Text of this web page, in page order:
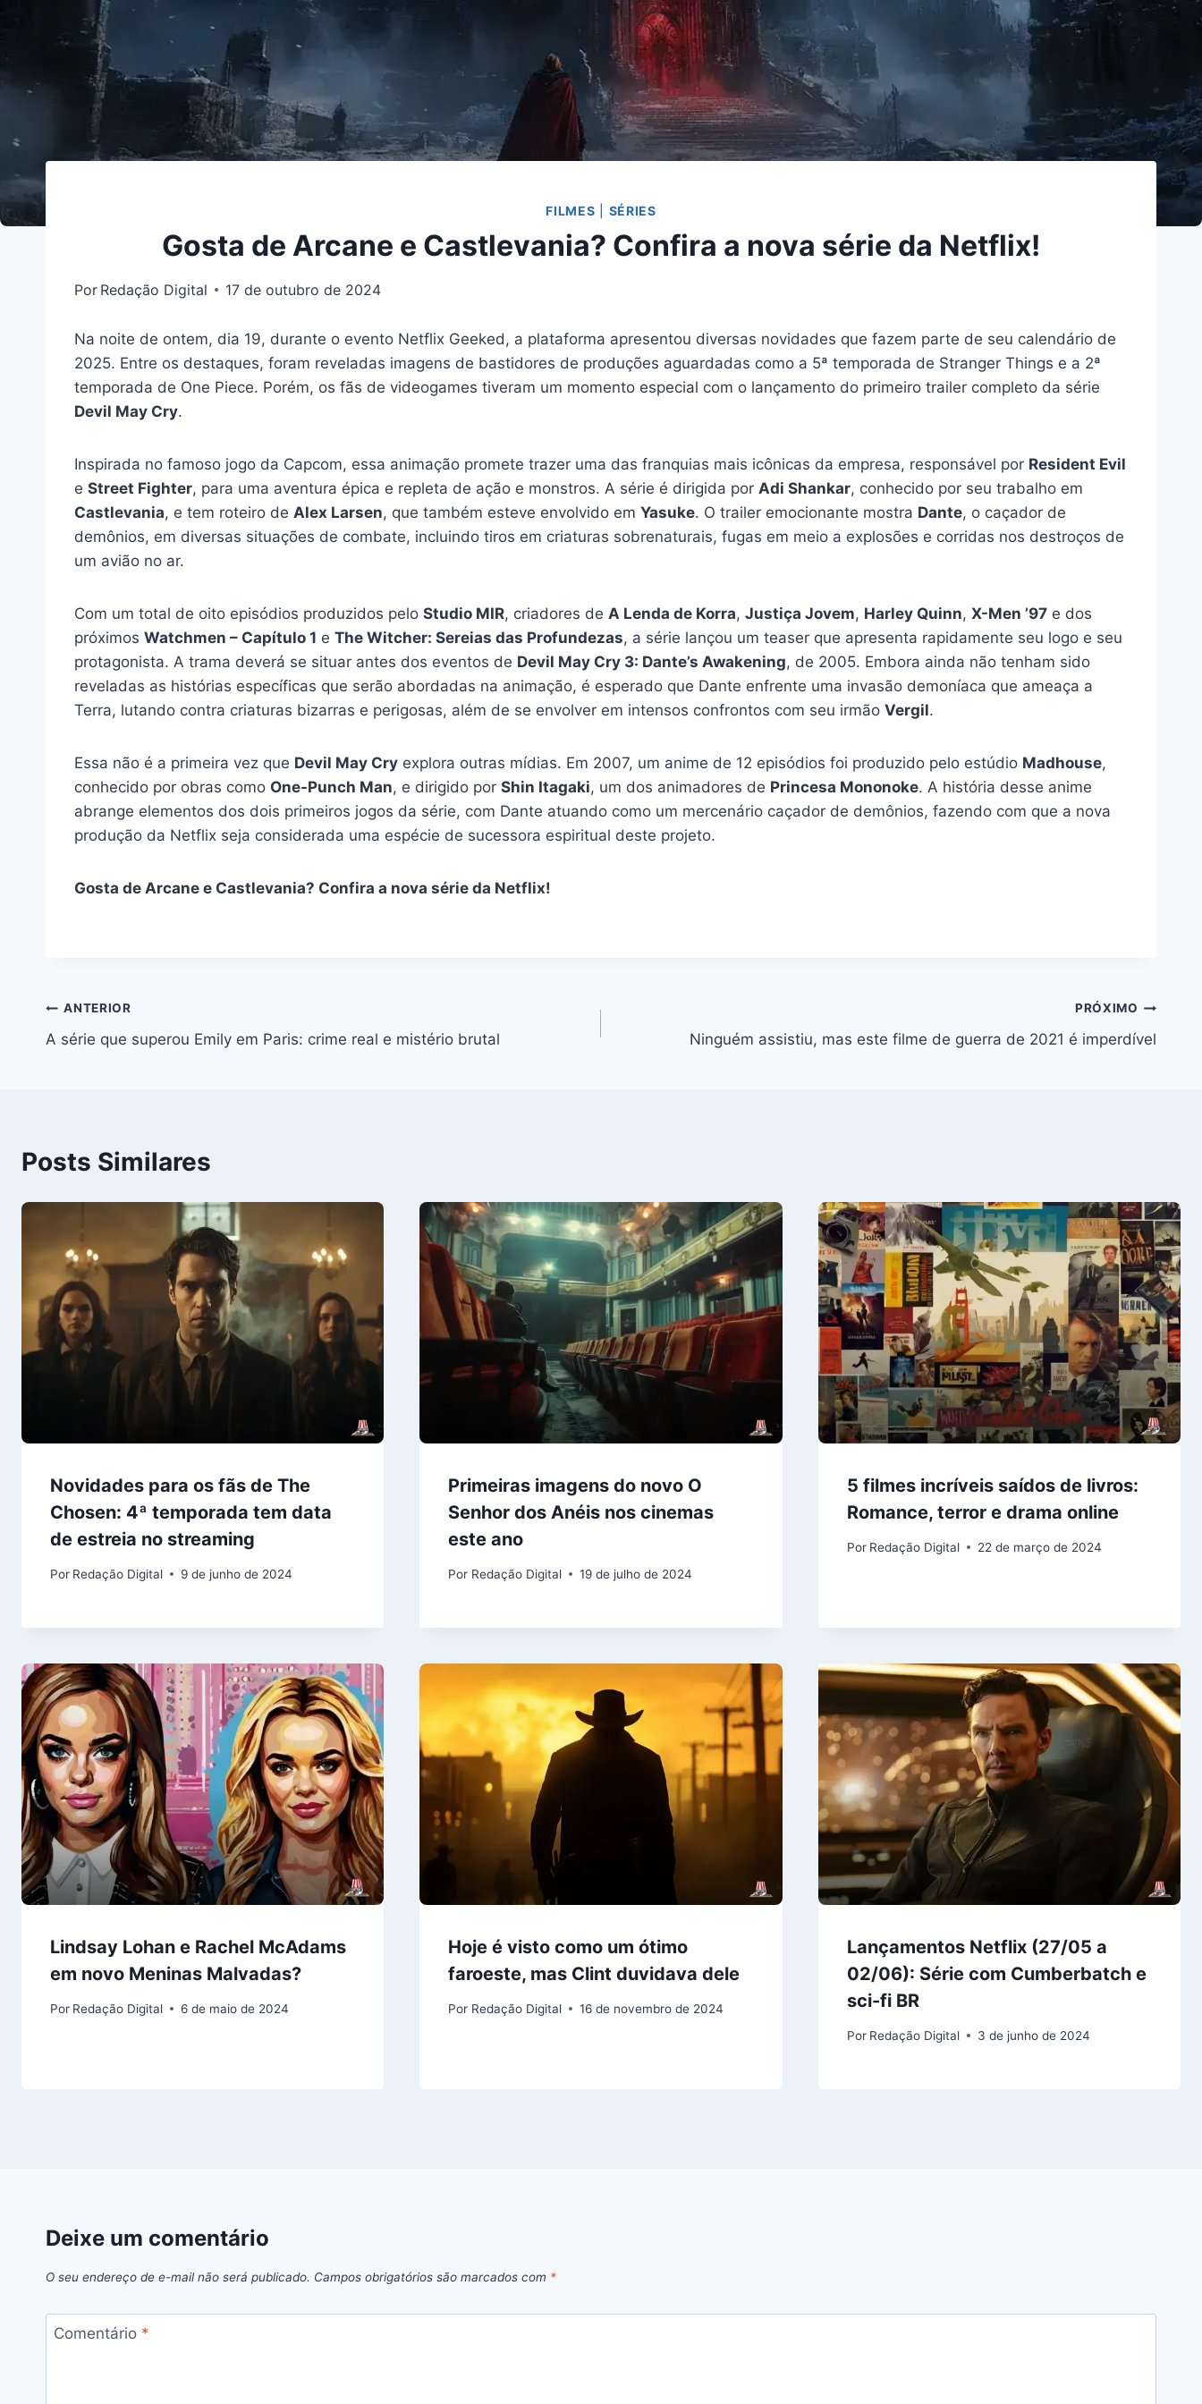
FILMES SÉRIES
Gosta de Arcane e Castlevania? Confira a nova série da Netflix!
Por Redação Digital 17 de outubro de 2024
Na noite de ontem, dia 19, durante o evento Netflix Geeked, a plataforma apresentou diversas novidades que fazem parte de seu calendário de
2025. Entre os destaques, foram reveladas imagens de bastidores de produções aguardadas como a 5ª temporada de Stranger Things e a 2ª
temporada de One Piece. Porém, os fãs de videogames tiveram um momento especial com o lançamento do primeiro trailer completo da série
Devil May Cry.
Inspirada no famoso jogo da Capcom, essa animação promete trazer uma das franquias mais icônicas da empresa, responsável por Resident Evil
e Street Fighter, para uma aventura épica e repleta de ação e monstros. A série é dirigida por Adi Shankar, conhecido por seu trabalho em
Castlevania, e tem roteiro de Alex Larsen, que também esteve envolvido em Yasuke. O trailer emocionante mostra Dante, o caçador de
demônios, em diversas situações de combate, incluindo tiros em criaturas sobrenaturais, fugas em meio a explosões e corridas nos destroços de
um avião no ar.
Com um total de oito episódios produzidos pelo Studio MIR, criadores de A Lenda de Korra, Justiça Jovem, Harley Quinn, X-Men ’97 e dos
próximos Watchmen – Capítulo 1 e The Witcher: Sereias das Profundezas, a série lançou um teaser que apresenta rapidamente seu logo e seu
protagonista. A trama deverá se situar antes dos eventos de Devil May Cry 3: Dante’s Awakening, de 2005. Embora ainda não tenham sido
reveladas as histórias específicas que serão abordadas na animação, é esperado que Dante enfrente uma invasão demoníaca que ameaça a
Terra, lutando contra criaturas bizarras e perigosas, além de se envolver em intensos confrontos com seu irmão Vergil.
Essa não é a primeira vez que Devil May Cry explora outras mídias. Em 2007, um anime de 12 episódios foi produzido pelo estúdio Madhouse,
conhecido por obras como One-Punch Man, e dirigido por Shin Itagaki, um dos animadores de Princesa Mononoke. A história desse anime
abrange elementos dos dois primeiros jogos da série, com Dante atuando como um mercenário caçador de demônios, fazendo com que a nova
produção da Netflix seja considerada uma espécie de sucessora espiritual deste projeto.
Gosta de Arcane e Castlevania? Confira a nova série da Netflix!
Navegação
de
ANTERIOR
A série que superou Emily em Paris: crime real e mistério brutal
PRÓXIMO
Ninguém assistiu, mas este filme de guerra de 2021 é imperdível
Posts Similares
Novidades para os fãs de The
Chosen: 4ª temporada tem data
de estreia no streaming
Por Redação Digital 9 de junho de 2024
Primeiras imagens do novo O
Senhor dos Anéis nos cinemas
este ano
Por Redação Digital 19 de julho de 2024
5 filmes incríveis saídos de livros:
Romance, terror e drama online
Por Redação Digital 22 de março de 2024
Lindsay Lohan e Rachel McAdams
em novo Meninas Malvadas?
Por Redação Digital 6 de maio de 2024
Hoje é visto como um ótimo
faroeste, mas Clint duvidava dele
Por Redação Digital 16 de novembro de 2024
Lançamentos Netflix (27/05 a
02/06): Série com Cumberbatch e
sci-fi BR
Por Redação Digital 3 de junho de 2024
Deixe um comentário
O seu endereço de e-mail não será publicado. Campos obrigatórios são marcados com *
Comentário *